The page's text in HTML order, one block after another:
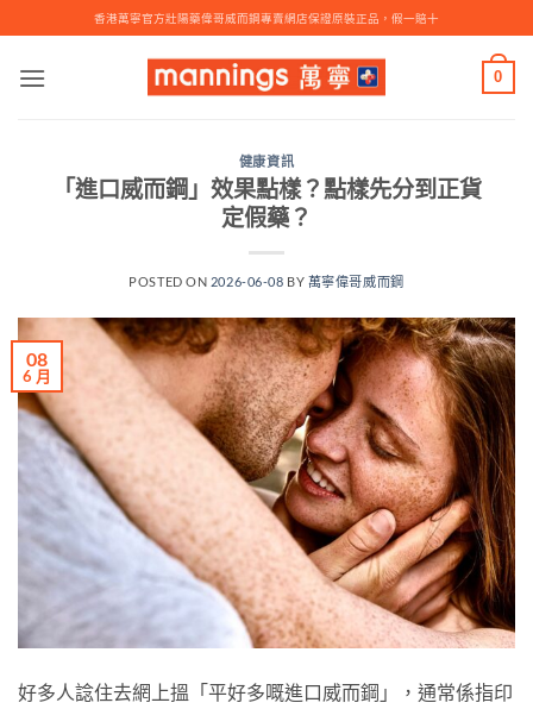
to
content
香港萬寧官方壯陽藥偉哥威而鋼專賣網店保證原裝正品，假一賠十
0
健康資訊
「進口威而鋼」效果點樣？點樣先分到正貨
定假藥？
POSTED ON 2026-06-08 BY 萬寧偉哥威而鋼
08
6 月
好多人諗住去網上搵「平好多嘅進口威而鋼」，通常係指印